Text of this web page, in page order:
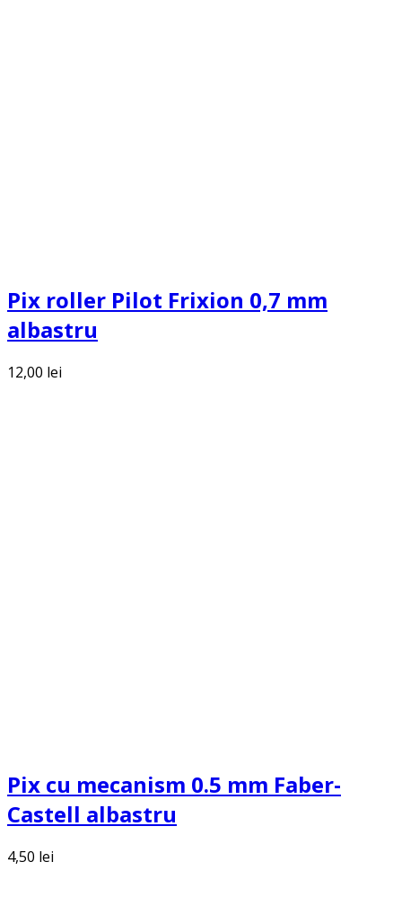
Pix roller Pilot Frixion 0,7 mm
albastru
12,00 lei
Pix cu mecanism 0.5 mm Faber-
Castell albastru
4,50 lei